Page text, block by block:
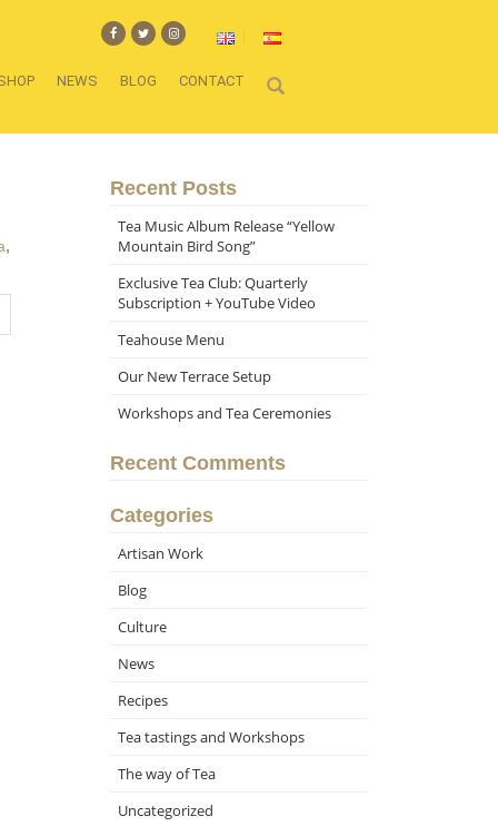
NEWS BLOG CONTACT
,
Recent Posts
Tea Music Album Release “Yellow
Mountain Bird Song”
Exclusive Tea Club: Quarterly
Subscription + YouTube Video
Teahouse Menu
Our New Terrace Setup
Workshops and Tea Ceremonies
Recent Comments
Categories
Artisan Work
Blog
Culture
News
Recipes
Tea tastings and Workshops
The way of Tea
Uncategorized